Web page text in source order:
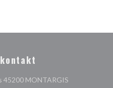
45200 MONTARGIS((otevře se v